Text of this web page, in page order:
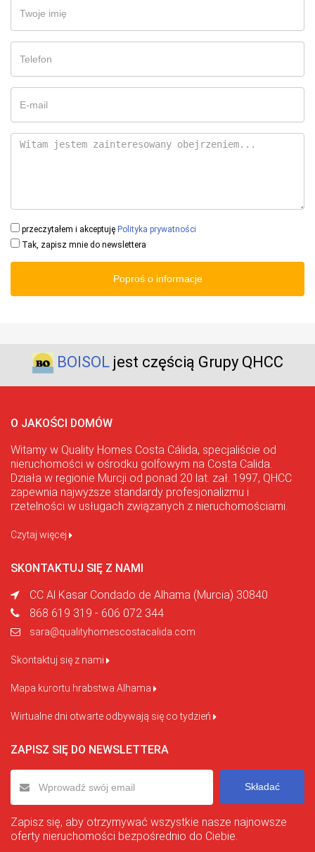
przeczytałem i akceptuję Polityka prywatności
Tak, zapisz mnie do newslettera
Poproś o informacje
BOISOLjest częścią Grupy QHCC
O JAKOŚCI DOMÓW
Witamy w Quality Homes Costa Cálida, specjaliście od
nieruchomości w ośrodku golfowym na Costa Calida.
Działa w regionie Murcji od ponad 20 lat. zał. 1997, QHCC
zapewnia najwyższe standardy profesjonalizmu i
rzetelności w usługach związanych z nieruchomościami.
Czytaj więcej
SKONTAKTUJ SIĘ Z NAMI
CC Al Kasar Condado de Alhama (Murcia) 30840
868 619 319 - 606 072 344
sara@qualityhomescostacalida.com
Skontaktuj się z nami
Mapa kurortu hrabstwa Alhama
Wirtualne dni otwarte odbywają się co tydzień
ZAPISZ SIĘ DO NEWSLETTERA
Składać
Zapisz się, aby otrzymywać wszystkie nasze najnowsze
oferty nieruchomości bezpośrednio do Ciebie.